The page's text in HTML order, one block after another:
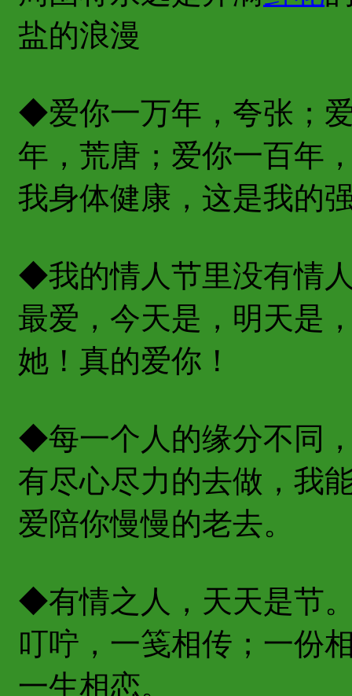
盐的浪漫
◆爱你一万年，夸张；
年，荒唐；爱你一百年
我身体健康，这是我的
◆我的情人节里没有情
最爱，今天是，明天是
她！真的爱你！
◆每一个人的缘分不同
有尽心尽力的去做，我
爱陪你慢慢的老去。
◆有情之人，天天是节
叮咛，一笺相传；一份
一生相恋。